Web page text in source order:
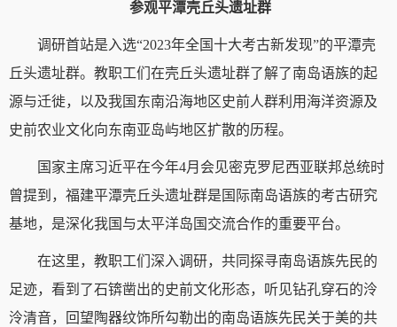
参观平潭壳丘头遗址群
调研首站是入选“2023年全国十大考古新发现”的平潭壳
丘头遗址群。教职工们在壳丘头遗址群了解了南岛语族的起
源与迁徙，以及我国东南沿海地区史前人群利用海洋资源及
史前农业文化向东南亚岛屿地区扩散的历程。
国家主席习近平在今年4月会见密克罗尼西亚联邦总统时
曾提到，福建平潭壳丘头遗址群是国际南岛语族的考古研究
基地，是深化我国与太平洋岛国交流合作的重要平台。
在这里，教职工们深入调研，共同探寻南岛语族先民的
足迹，看到了石锛凿出的史前文化形态，听见钻孔穿石的泠
泠清音，回望陶器纹饰所勾勒出的南岛语族先民关于美的共